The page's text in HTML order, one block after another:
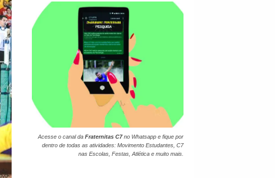
Acesse o canal da Fraternitas C7no Whatsappe fique por
dentro de todas as atividades: Movimento Estudantes, C7
nas Escolas, Festas, Atlética e muito mais.